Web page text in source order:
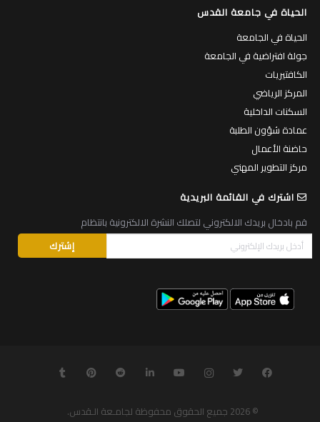
الحياة في جامعة القدس
الحياة في الجامعة
جولة افتراضية في الجامعة
الكافتيريات
المركز الرياضي
السكنات الداخلية
عمادة شؤون الطلبة
حاضنة الأعمال
مركز التطوير المهني
اشترك في القائمة البريدية
قم بادخال بريدك الالكتروني لتصلك النشرة الالكترونية بانتظام
© 2026 جميع الحقوق محفوظة لجامـعة الـقدس.